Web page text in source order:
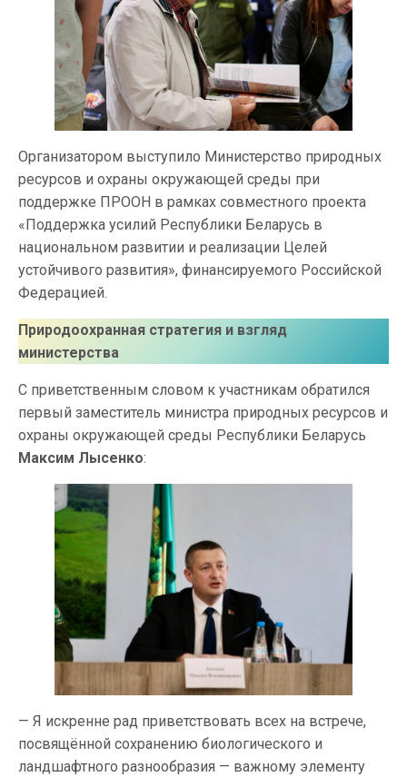
Организатором выступило Министерство природных
ресурсов и охраны окружающей среды при
поддержке ПРООН в рамках совместного проекта
«Поддержка усилий Республики Беларусь в
национальном развитии и реализации Целей
устойчивого развития», финансируемого Российской
Федерацией.
Природоохранная стратегия и взгляд
министерства
С приветственным словом к участникам обратился
первый заместитель министра природных ресурсов и
охраны окружающей среды Республики Беларусь
Максим Лысенко:
— Я искренне рад приветствовать всех на встрече,
посвящённой сохранению биологического и
ландшафтного разнообразия — важному элементу